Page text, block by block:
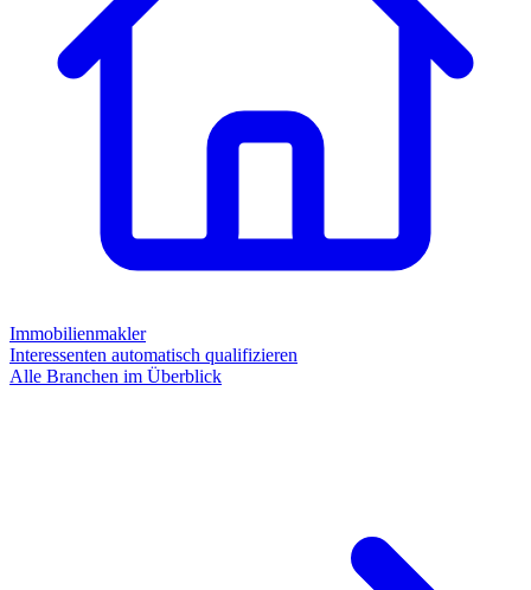
Immobilienmakler
Interessenten automatisch qualifizieren
Alle Branchen im Überblick